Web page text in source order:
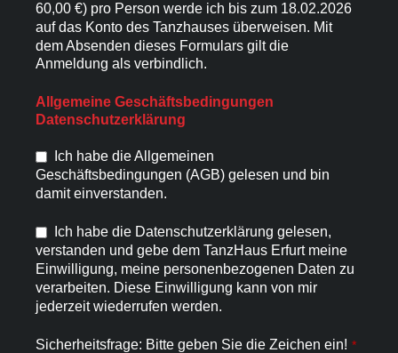
60,00 €) pro Person werde ich bis zum 18.02.2026
auf das Konto des Tanzhauses überweisen. Mit
dem Absenden dieses Formulars gilt die
Anmeldung als verbindlich.
Allgemeine Geschäftsbedingungen
Datenschutzerklärung
Ich habe die Allgemeinen
Geschäftsbedingungen (AGB) gelesen und bin
damit einverstanden.
Ich habe die Datenschutzerklärung gelesen,
verstanden und gebe dem TanzHaus Erfurt meine
Einwilligung, meine personenbezogenen Daten zu
verarbeiten. Diese Einwilligung kann von mir
jederzeit wiederrufen werden.
Sicherheitsfrage: Bitte geben Sie die Zeichen ein! *